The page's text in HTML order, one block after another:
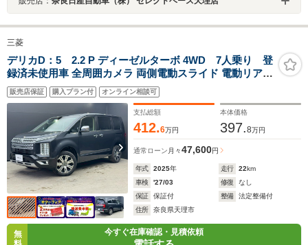
三菱
デリカD：5 2.2 P ディーゼルターボ 4WD 7人乗り 登
録済未使用車 全周囲カメラ 両側電動スライド 電動リアゲ
ート 衝突被害軽減 レーダークルーズコントロール パワー
シート パワーバックドア シート/ステアリングヒーター
LEDヘッド 4WD
販売店保証 購入プラン付 オンライン相談可
支払総額
412.6万円
本体価格
397.8万円
通常ローン 月々47,600円
年式 2025年 走行 22km
車検
'27/03 修復
なし
保証
保証付 整備
法定整備付
住所
奈良県天理市
無
今すぐ在庫確認・見積依頼